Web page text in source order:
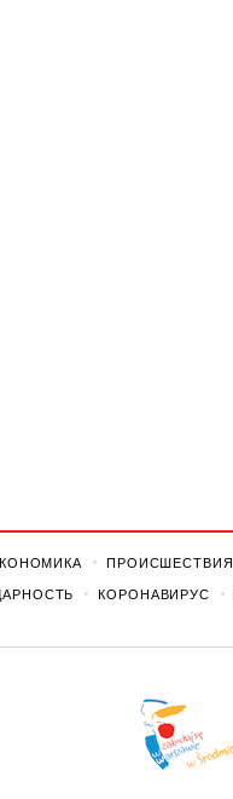
ПРОИСШЕСТВИЯ
КОРОНАВИРУС